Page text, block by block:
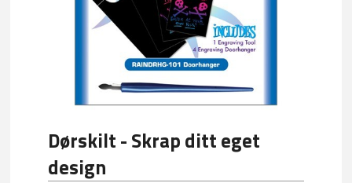
Dørskilt - Skrap ditt eget
design